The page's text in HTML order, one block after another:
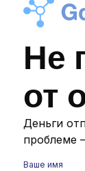
онлайн-
Bit
курсом
Не
от
Деньги
проблеме
Ваше имя